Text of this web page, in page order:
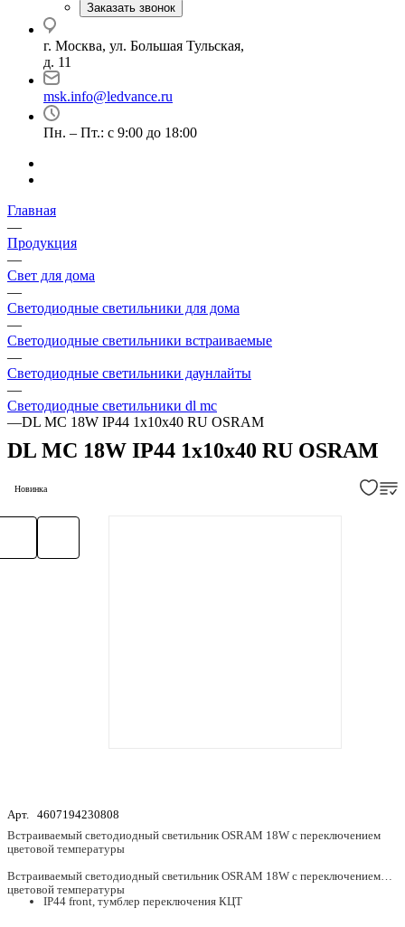
Заказать звонок
г. Москва, ул. Большая Тульская,
д. 11
msk.info@ledvance.ru
Пн. – Пт.: с 9:00 до 18:00
Главная
—
Продукция
—
Свет для дома
—
Светодиодные светильники для дома
—
Светодиодные светильники встраиваемые
—
Светодиодные светильники даунлайты
—
Светодиодные светильники dl mc
—DL MC 18W IP44 1х10х40 RU OSRAM
DL MC 18W IP44 1х10х40 RU OSRAM
Новинка
Арт. 4607194230808
Встраиваемый светодиодный светильник OSRAM 18W с переключением
цветовой температуры
Встраиваемый светодиодный светильник OSRAM 18W с переключением
цветовой температуры
IP44 front, тумблер переключения КЦТ